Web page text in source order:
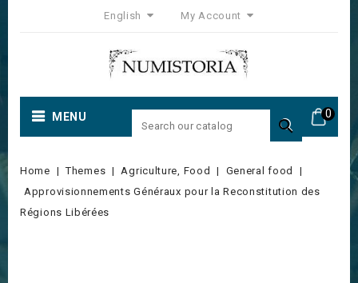
English My Account
0
MENU 
Home Themes Agriculture, Food
General food
Approvisionnements Généraux pour la Reconstitution des
Régions Libérées